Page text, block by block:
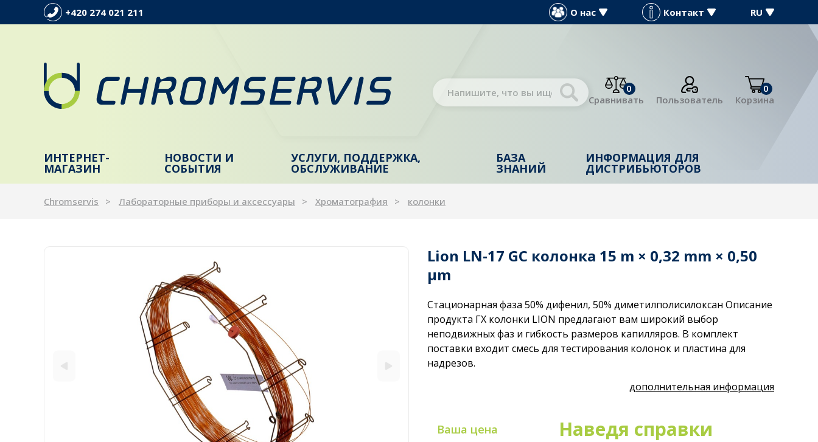
+420 274 021 211 О нас Контакт RU
0
Сравнивать
Пользователь
0
Корзина
ИНТЕРНЕТ-
МАГАЗИН
НОВОСТИ И
СОБЫТИЯ
УСЛУГИ, ПОДДЕРЖКА,
ОБСЛУЖИВАНИЕ
БАЗА
ЗНАНИЙ
ИНФОРМАЦИЯ ДЛЯ
ДИСТРИБЬЮТОРОВ
Chromservis Лабораторные приборы и аксессуары Хроматография колонки
Lion LN-17 GC колонка 15 m × 0,32 mm × 0,50
µm
Стационарная фаза 50% дифенил, 50% диметилполисилоксан Описание
продукта ГХ колонки LION предлагают вам широкий выбор
неподвижных фаз и гибкость размеров капилляров. В комплект
поставки входит смесь для тестирования колонок и пластина для
надрезов.
дополнительная информация
Ваша цена Наведя справки